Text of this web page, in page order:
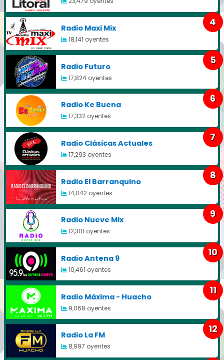
Radio Maxi Mix
18,141 oyentes
4
Radio Futuro
17,824 oyentes
5
Radio Ke Buena
17,332 oyentes
6
Radio Clásicas Actuales
17,293 oyentes
7
Radio El Barranquino
14,042 oyentes
8
Radio Nueve Mix
12,301 oyentes
9
Radio Antena 9
10,461 oyentes
10
Radio Máxima - Huacho
9,068 oyentes
11
Radio La FM
8,997 oyentes
12